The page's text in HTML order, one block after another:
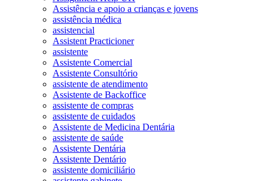
Assistência e apoio a crianças e jovens
assistência médica
assistencial
Assistent Practicioner
assistente
Assistente Comercial
Assistente Consultório
assistente de atendimento
Assistente de Backoffice
assistente de compras
assistente de cuidados
Assistente de Medicina Dentária
assistente de saúde
Assistente Dentária
Assistente Dentário
assistente domiciliário